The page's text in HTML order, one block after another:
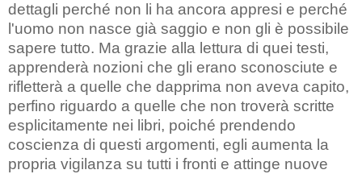
dettagli perché non li ha ancora appresi e perché
l'uomo non nasce già saggio e non gli è possibile
sapere tutto. Ma grazie alla lettura di quei testi,
apprenderà nozioni che gli erano sconosciute e
rifletterà a quelle che dapprima non aveva capito,
perfino riguardo a quelle che non troverà scritte
esplicitamente nei libri, poiché prendendo
coscienza di questi argomenti, egli aumenta la
propria vigilanza su tutti i fronti e attinge nuove